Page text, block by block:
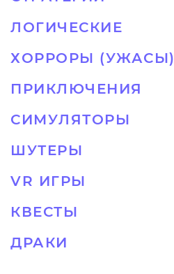
ЛОГИЧЕСКИЕ
ХОРРОРЫ (УЖАСЫ)
ПРИКЛЮЧЕНИЯ
СИМУЛЯТОРЫ
ШУТЕРЫ
VR ИГРЫ
КВЕСТЫ
ДРАКИ